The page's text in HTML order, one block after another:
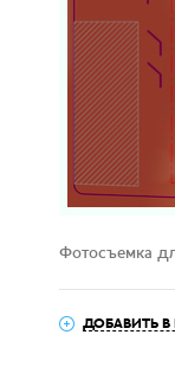
Фотосъемка
ДОБАВИТЬ